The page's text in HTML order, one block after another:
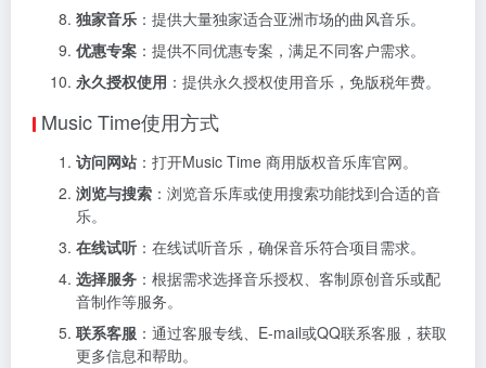
独家音乐 ：提供大量独家适合亚洲市场的曲风音乐。
优惠专案 ：提供不同优惠专案，满足不同客户需求。
永久授权使用 ：提供永久授权使用音乐，免版税年费。
Music Time使用方式
访问网站 ：打开Music Time 商用版权音乐库官网。
浏览与搜索 ：浏览音乐库或使用搜索功能找到合适的音
乐。
在线试听 ：在线试听音乐，确保音乐符合项目需求。
选择服务 ：根据需求选择音乐授权、客制原创音乐或配
音制作等服务。
联系客服 ：通过客服专线、E-mail或QQ联系客服，获取
更多信息和帮助。